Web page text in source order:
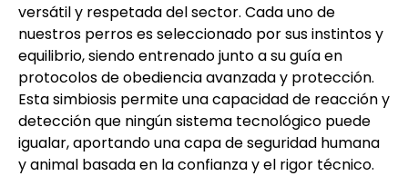
versátil y respetada del sector. Cada uno de
nuestros perros es seleccionado por sus instintos y
equilibrio, siendo entrenado junto a su guía en
protocolos de obediencia avanzada y protección.
Esta simbiosis permite una capacidad de reacción y
detección que ningún sistema tecnológico puede
igualar, aportando una capa de seguridad humana
y animal basada en la confianza y el rigor técnico.